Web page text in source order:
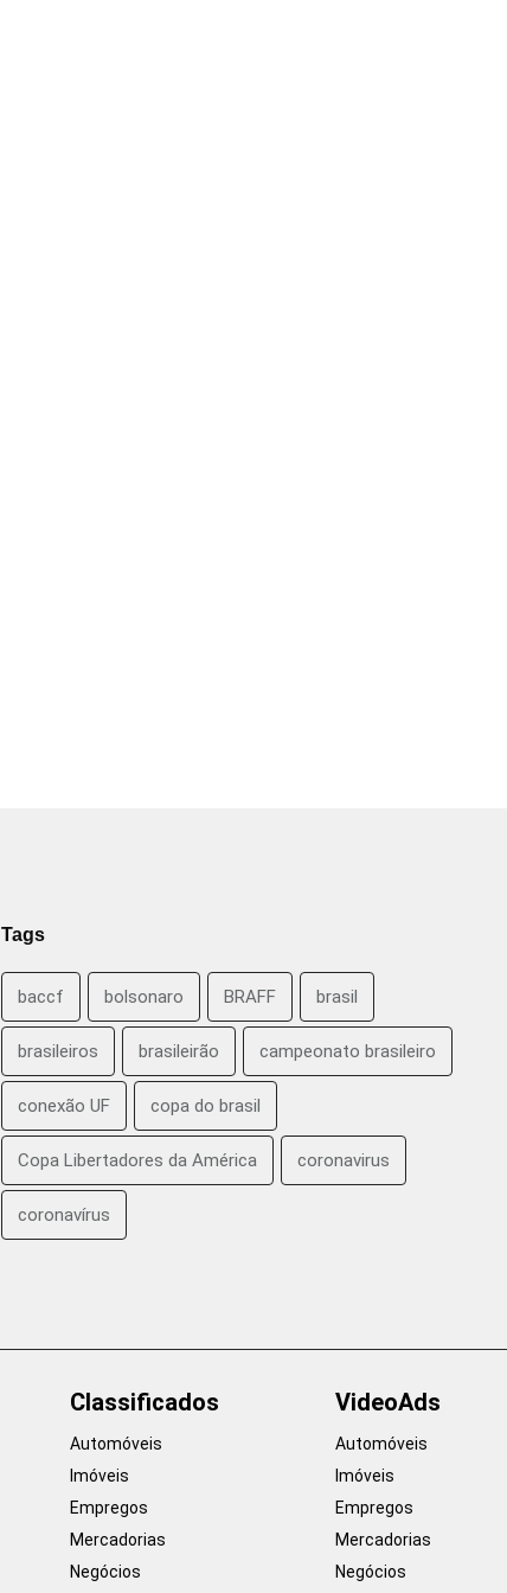
Tags
baccf bolsonaro BRAFF brasil
brasileiros brasileirão campeonato brasileiro
conexão UF copa do brasil
Copa Libertadores da América coronavirus
coronavírus
Classificados
Automóveis
Imóveis
Empregos
Mercadorias
Negócios
VideoAds
Automóveis
Imóveis
Empregos
Mercadorias
Negócios